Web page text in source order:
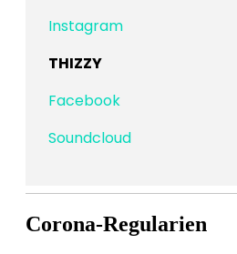
Instagram
THIZZY
Facebook
Soundcloud
Corona-Regularien